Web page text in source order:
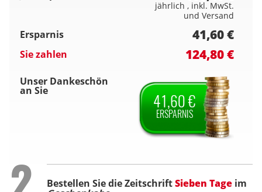
jährlich , inkl. MwSt.
und Versand
Ersparnis 41,60 €
Sie zahlen 124,80 €
Unser Dankeschön
an Sie 41,60 €
ERSPARNIS
Bestellen Sie die ZeitschriftSieben Tage im